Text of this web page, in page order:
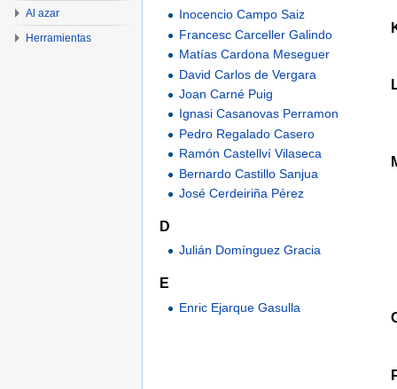
Inocencio Campo Saiz
Francesc Carceller Galindo
Matías Cardona Meseguer
David Carlos de Vergara
Joan Carné Puig
Ignasi Casanovas Perramon
Pedro Regalado Casero
Ramón Castellví Vilaseca
Bernardo Castillo Sanjua
José Cerdeiriña Pérez
D
Julián Domínguez Gracia
E
Enric Ejarque Gasulla
Al azar
Herramientas